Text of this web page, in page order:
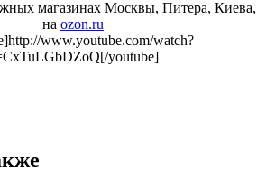
магазинах Москвы, Питера, Киева,
на ozon.ru
www.youtube.com/watch?
youtube]